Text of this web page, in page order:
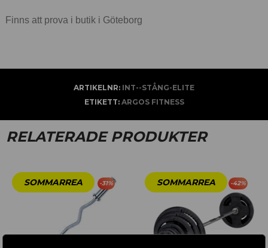
Finns att prova i butik i Göteborg
ARTIKELNR: INT--STÅNG-ELITE
ETIKETT: ARGOS FITNESS
RELATERADE PRODUKTER
-31% -42%